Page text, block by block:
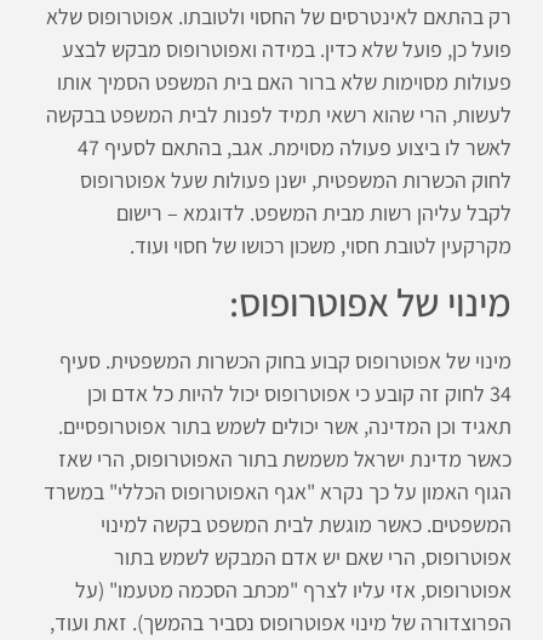
רק בהתאם לאינטרסים של החסוי ולטובתו. אפוטרופוס שלא
פועל כן, פועל שלא כדין. במידה ואפוטרופוס מבקש לבצע
פעולות מסוימות שלא ברור האם בית המשפט הסמיך אותו
לעשות, הרי שהוא רשאי תמיד לפנות לבית המשפט בבקשה
לאשר לו ביצוע פעולה מסוימת. אגב, בהתאם לסעיף 47
לחוק הכשרות המשפטית, ישנן פעולות שעל אפוטרופוס
לקבל עליהן רשות מבית המשפט. לדוגמא – רישום
מקרקעין לטובת חסוי, משכון רכושו של חסוי ועוד.
מינוי של אפוטרופוס:
מינוי של אפוטרופוס קבוע בחוק הכשרות המשפטית. סעיף
34 לחוק זה קובע כי אפוטרופוס יכול להיות כל אדם וכן
תאגיד וכן המדינה, אשר יכולים לשמש בתור אפוטרופסיים.
כאשר מדינת ישראל משמשת בתור האפוטרופוס, הרי שאז
הגוף האמון על כך נקרא "אגף האפוטרופוס הכללי" במשרד
המשפטים. כאשר מוגשת לבית המשפט בקשה למינוי
אפוטרופוס, הרי שאם יש אדם המבקש לשמש בתור
אפוטרופוס, אזי עליו לצרף "מכתב הסכמה מטעמו" (על
הפרוצדורה של מינוי אפוטרופוס נסביר בהמשך). זאת ועוד,